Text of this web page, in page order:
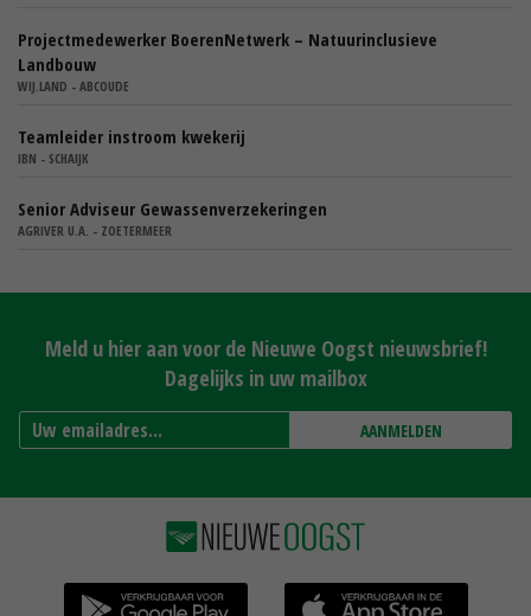
Projectmedewerker BoerenNetwerk – Natuurinclusieve
Landbouw
WIJ.LAND - ABCOUDE
Teamleider instroom kwekerij
IBN - SCHAIJK
Senior Adviseur Gewassenverzekeringen
AGRIVER U.A. - ZOETERMEER
Meld u hier aan voor de Nieuwe Oogst nieuwsbrief!
Dagelijks in uw mailbox
AANMELDEN